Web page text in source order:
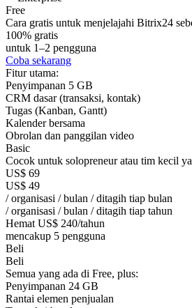
Free
Cara gratis untuk menjelajahi Bitrix24
100% gratis
untuk 1–2 pengguna
Coba sekarang
Fitur utama:
Penyimpanan 5 GB
CRM dasar (transaksi, kontak)
Tugas (Kanban, Gantt)
Kalender bersama
Obrolan dan panggilan video
Basic
Cocok untuk solopreneur atau tim kecil
US$ 69
US$ 49
/ organisasi / bulan / ditagih tiap bulan
/ organisasi / bulan / ditagih tiap tahun
Hemat US$ 240/tahun
mencakup 5 pengguna
Beli
Beli
Semua yang ada di Free, plus:
Penyimpanan 24 GB
Rantai elemen penjualan